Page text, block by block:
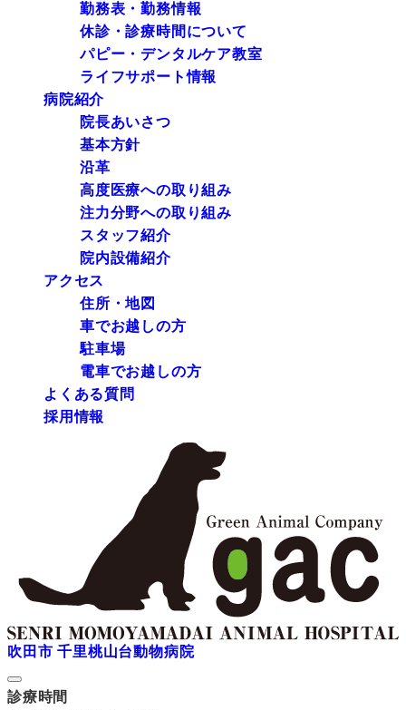
勤務表・勤務情報
休診・診療時間について
パピー・デンタルケア教室
ライフサポート情報
病院紹介
院長あいさつ
基本方針
沿革
高度医療への取り組み
注力分野への取り組み
スタッフ紹介
院内設備紹介
アクセス
住所・地図
車でお越しの方
駐車場
電車でお越しの方
よくある質問
採用情報
吹田市 千里桃山台動物病院
診療時間